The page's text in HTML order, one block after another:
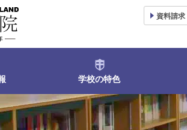
資料請求
学校の特色